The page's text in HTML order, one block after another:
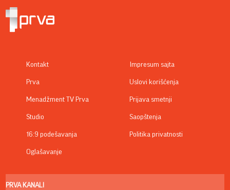
Kontakt
Prva
Menadžment TV Prva
Studio
16:9 podešavanja
Oglašavanje
Impresum sajta
Uslovi korišćenja
Prijava smetnji
Saopštenja
Politika privatnosti
PRVA KANALI